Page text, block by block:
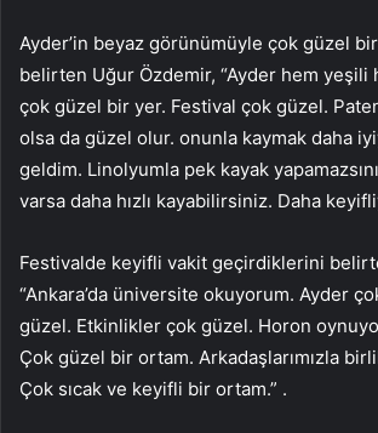
Ayder’in beyaz görünümüyle çok güzel
belirten Uğur Özdemir, “Ayder hem yeşili
çok güzel bir yer. Festival çok güzel.
olsa da güzel olur. onunla kaymak daha
geldim. Linolyumla pek kayak
varsa daha hızlı kayabilirsiniz. Daha
Festivalde keyifli vakit geçirdiklerini
“Ankara’da üniversite okuyorum. Ayder
güzel. Etkinlikler çok güzel. Horon
Çok güzel bir ortam. Arkadaşlarımızla
Çok sıcak ve keyifli bir ortam.” .